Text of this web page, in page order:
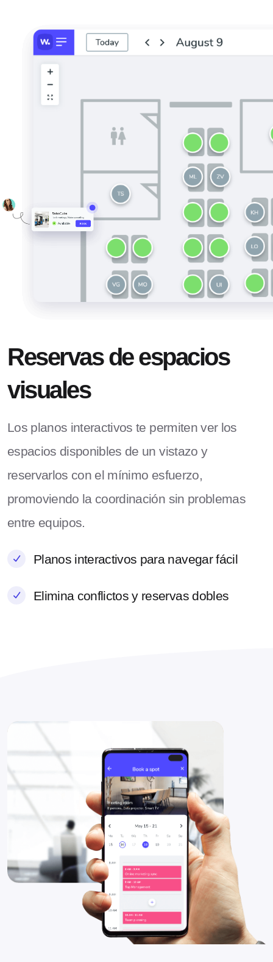
Reservas de espacios
visuales
Los planos interactivos te permiten ver los
espacios disponibles de un vistazo y
reservarlos con el mínimo esfuerzo,
promoviendo la coordinación sin problemas
entre equipos.
Planos interactivos para navegar fácil
Elimina conflictos y reservas dobles